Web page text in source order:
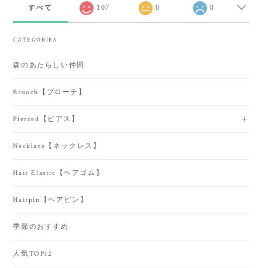
すべて 107 0 0
CATEGORIES
森のあたらしい仲間
Brooch【ブローチ】
Pierced【ピアス】
Necklace【ネックレス】
Hair Elastic【ヘアゴム】
Hairpin【ヘアピン】
季節のおすすめ
人気TOP12